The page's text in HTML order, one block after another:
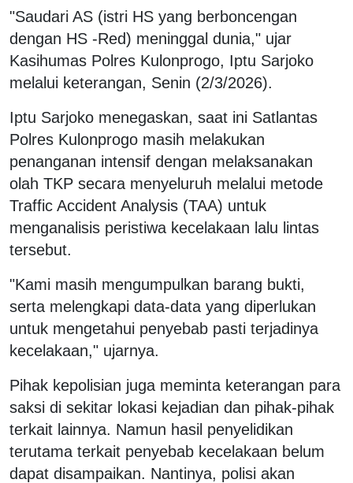
"Saudari AS (istri HS yang berboncengan
dengan HS -Red) meninggal dunia," ujar
Kasihumas Polres Kulonprogo, Iptu Sarjoko
melalui keterangan, Senin (2/3/2026).
Iptu Sarjoko menegaskan, saat ini Satlantas
Polres Kulonprogo masih melakukan
penanganan intensif dengan melaksanakan
olah TKP secara menyeluruh melalui metode
Traffic Accident Analysis (TAA) untuk
menganalisis peristiwa kecelakaan lalu lintas
tersebut.
"Kami masih mengumpulkan barang bukti,
serta melengkapi data-data yang diperlukan
untuk mengetahui penyebab pasti terjadinya
kecelakaan," ujarnya.
Pihak kepolisian juga meminta keterangan para
saksi di sekitar lokasi kejadian dan pihak-pihak
terkait lainnya. Namun hasil penyelidikan
terutama terkait penyebab kecelakaan belum
dapat disampaikan. Nantinya, polisi akan